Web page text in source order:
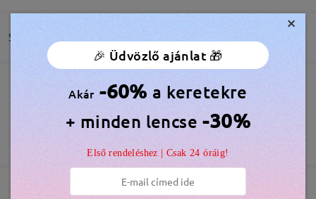
Olvassa el az összes
véleményt
Írjon egy véleményt
Szállítás
Megrendelés leadva
feldolgozási idő
5-7 munkanap részletek
Elküldve
Ingyenes Karcálló Lencsebevonat Tartozék
60 Napos Visszatérítés és Csere
365 Napos Garancia
Bővebben
×
🎉 Üdvözlő ajánlat 🎁
Akár -60% a keretekre
+ minden lencse -30%
Első rendeléshez | Csak 24 óráig!